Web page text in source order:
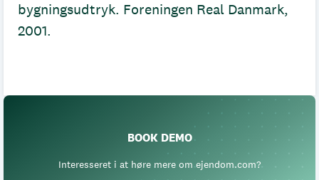
bygningsudtryk. Foreningen Real Danmark,
2001.
BOOK DEMO
Interesseret i at høre mere om ejendom.com?